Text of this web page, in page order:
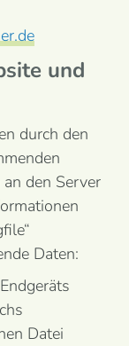
und
durch den
den Server
Daten:
Datei